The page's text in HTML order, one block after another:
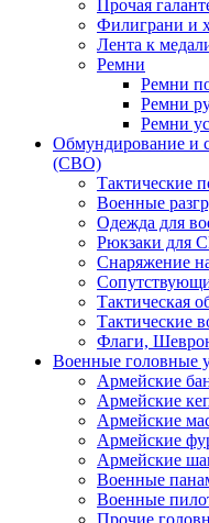
Прочая
Филиграни и
Лента к
Ремни
Ремни
Ремни
Ремни
Обмундирование и
(СВО)
Тактические
Военные
Одежда для
Рюкзаки для
Снаряжение
Тактическая
Тактические
Флаги,
Военные головные
Армейские
Армейские
Армейские
Армейские
Армейские
Военные
Военные
Прочие